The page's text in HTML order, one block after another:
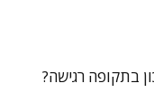
בתקופה רגישה?